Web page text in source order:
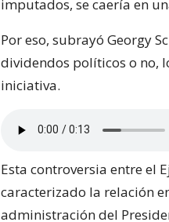
imputados, se caería en
Por eso, subrayó Georgy
dividendos políticos o no,
iniciativa.
Esta controversia entre el
caracterizado la relación
administración del